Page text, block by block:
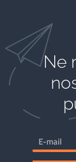
Ne